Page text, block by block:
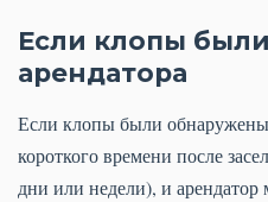
Если клопы
арендатора
Если клопы были обнаружены
короткого времени после
дни или недели), и арендатор